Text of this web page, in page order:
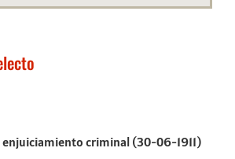
enjuiciamiento criminal (30-06-1911)